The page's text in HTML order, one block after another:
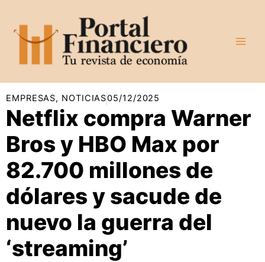
contenido
EMPRESAS, NOTICIAS05/12/2025
Netflix compra Warner
Bros y HBO Max por
82.700 millones de
dólares y sacude de
nuevo la guerra del
‘streaming’